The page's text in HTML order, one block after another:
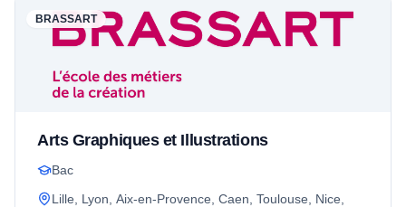
BRASSART
Arts Graphiques et Illustrations
Bac
Lille, Lyon, Aix-en-Provence, Caen, Toulouse, Nice,